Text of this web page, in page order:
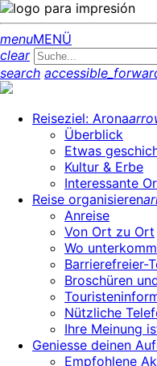
menuMENÜ
clear
search
Reiseziel: Arona
Überblick
Etwas
Kultur & Erbe
Interessante
Reise organisieren
Anreise
Von Ort zu Ort
Wo
Barrierefreier-
Broschüren
Nützliche
Ihre Meinung
Geniesse deinen
Empfohlene